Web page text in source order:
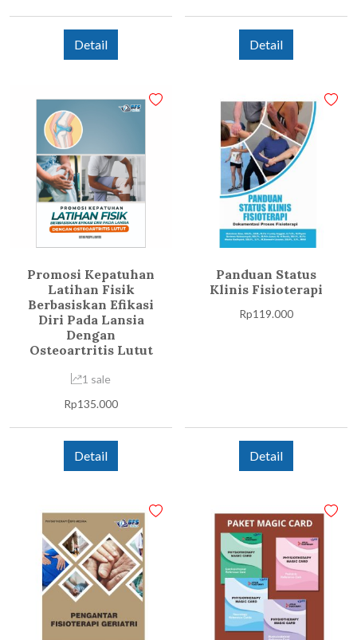
Detail Detail
Promosi Kepatuhan
Latihan Fisik
Berbasiskan Efikasi
Diri Pada Lansia
Dengan
Osteoartritis Lutut
1 sale
Rp135.000
Detail
Panduan Status
Klinis Fisioterapi
Rp119.000
Detail